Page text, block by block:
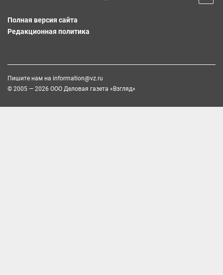
Полная версия сайта
Редакционная политика
Пишите нам на information@vz.ru
© 2005 — 2026 ООО Деловая газета «Взгляд»